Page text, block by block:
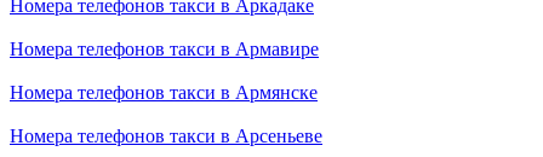
Номера телефонов такси в Аркадаке
Номера телефонов такси в Армавире
Номера телефонов такси в Армянске
Номера телефонов такси в Арсеньеве